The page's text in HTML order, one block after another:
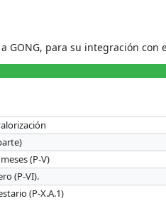
GONG, para su integración
(P-V)
(P-VI).
(P-X.A.1)